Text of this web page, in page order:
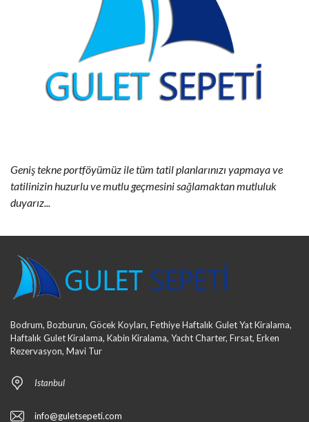
Geniş tekne portföyümüz ile tüm tatil planlarınızı yapmaya ve
tatilinizin huzurlu ve mutlu geçmesini sağlamaktan mutluluk
duyarız...
Bodrum, Bozburun, Göcek Koyları, Fethiye Haftalık Gulet Yat Kiralama,
Haftalık Gulet Kiralama, Kabin Kiralama, Yacht Charter, Fırsat, Erken
Rezervasyon, Mavi Tur
Istanbul
info@guletsepeti.com